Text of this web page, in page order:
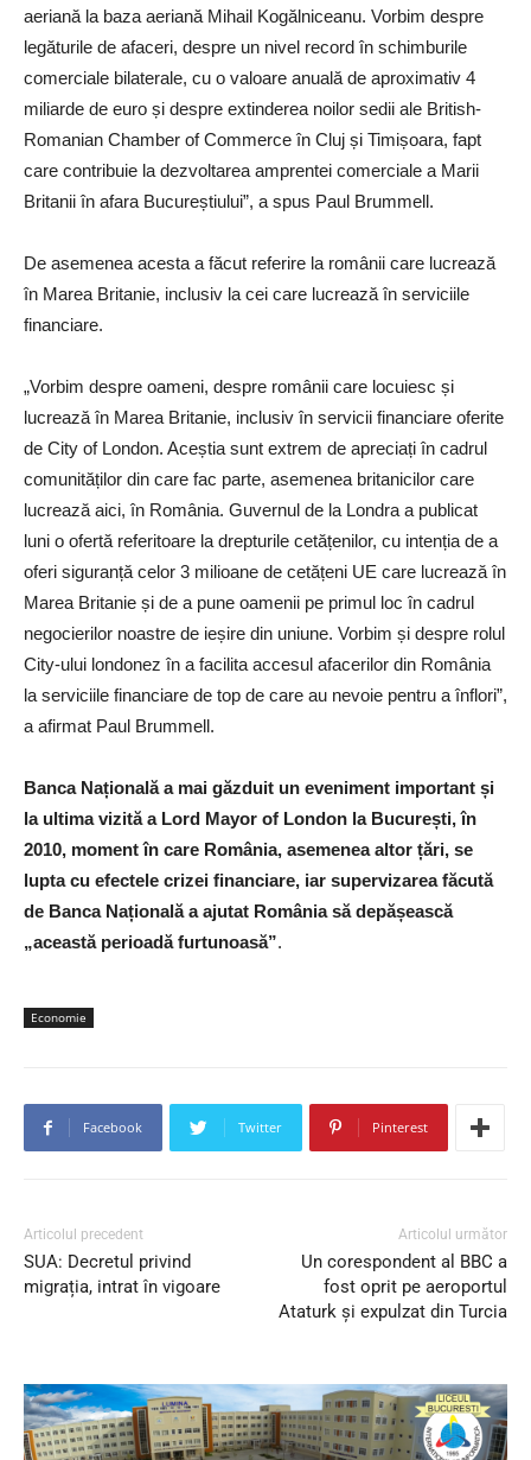
aeriană la baza aeriană Mihail Kogălniceanu. Vorbim despre
legăturile de afaceri, despre un nivel record în schimburile
comerciale bilaterale, cu o valoare anuală de aproximativ 4
miliarde de euro și despre extinderea noilor sedii ale British-
Romanian Chamber of Commerce în Cluj și Timișoara, fapt
care contribuie la dezvoltarea amprentei comerciale a Marii
Britanii în afara Bucureștiului”, a spus Paul Brummell.
De asemenea acesta a făcut referire la românii care lucrează
în Marea Britanie, inclusiv la cei care lucrează în serviciile
financiare.
„Vorbim despre oameni, despre românii care locuiesc și
lucrează în Marea Britanie, inclusiv în servicii financiare oferite
de City of London. Aceștia sunt extrem de apreciați în cadrul
comunităților din care fac parte, asemenea britanicilor care
lucrează aici, în România. Guvernul de la Londra a publicat
luni o ofertă referitoare la drepturile cetățenilor, cu intenția de a
oferi siguranță celor 3 milioane de cetățeni UE care lucrează în
Marea Britanie și de a pune oamenii pe primul loc în cadrul
negocierilor noastre de ieșire din uniune. Vorbim și despre rolul
City-ului londonez în a facilita accesul afacerilor din România
la serviciile financiare de top de care au nevoie pentru a înflori”,
a afirmat Paul Brummell.
Banca Națională a mai găzduit un eveniment important și
la ultima vizită a Lord Mayor of London la București, în
2010, moment în care România, asemenea altor țări, se
lupta cu efectele crizei financiare, iar supervizarea făcută
de Banca Națională a ajutat România să depășească
„această perioadă furtunoasă”.
Economie
Facebook Twitter Pinterest
Articolul precedent
SUA: Decretul privind
migrația, intrat în vigoare
Articolul următor
Un corespondent al BBC a
fost oprit pe aeroportul
Ataturk și expulzat din Turcia